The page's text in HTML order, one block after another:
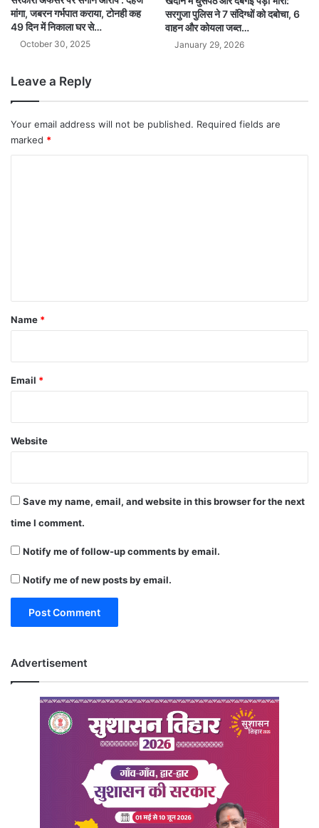
मांगा, जबरन गर्भपात कराया, टोनही कह
49 दिन में निकाला घर से…
October 30, 2025
सरगुजा पुलिस ने 7 संदिग्धों को दबोचा, 6
वाहन और कोयला जब्त…
January 29, 2026
Leave a Reply
Your email address will not be published. Required fields are
marked *
*
Name *
Email *
Website
Save my name, email, and website in this browser for the next
time I comment.
Notify me of follow-up comments by email.
Notify me of new posts by email.
Advertisement